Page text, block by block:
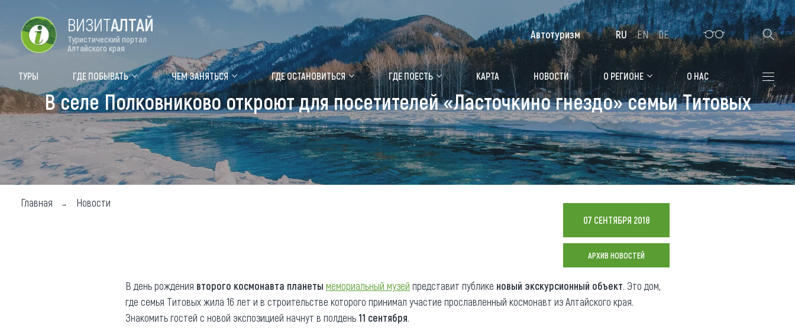
Цветение маральника Медицинский форум Алтайская зимовка
Туры Где побывать
Объекты природы
Объекты истории и культуры
Объекты развлечений
Чем заняться
Календарь событий
Аудиогид
Мой маршрут
Где остановиться
Санатории
Гостиницы, отели
Коттеджи, базы
Сельские усадьбы
Мотели, придорожные отели
Карта
Новости
О регионе
Общая информация
Коллекция впечатлений
Блог путешественника
ВИЗИТАЛТАЙ
Туристический портал
Алтайского края
ТУРЫ ГДЕ ПОБЫВАТЬ ЧЕМ ЗАНЯТЬСЯ ГДЕ ОСТАНОВИТЬСЯ ГДЕ ПОЕСТЬ КАРТА НОВОСТИ О РЕГИОНЕ О НАС
Автотуризм RU EN DE
В селе Полковниково откроют для посетителей «Ласточкино гнездо» семьи Титовых
Главная Новости
07 СЕНТЯБРЯ 2018
АРХИВ НОВОСТЕЙ
В день рождения второго космонавта планеты мемориальный музей представит публике новый экскурсионный объект. Это дом,
где семья Титовых жила 16 лет и в строительстве которого принимал участие прославленный космонавт из Алтайского края.
Знакомить гостей с новой экспозицией начнут в полдень 11 сентября.